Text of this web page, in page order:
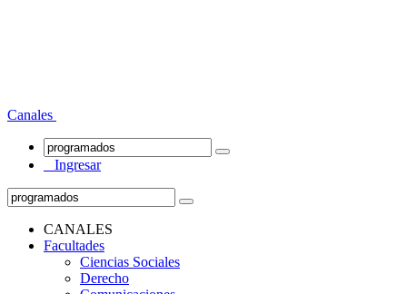
Canales
Ingresar
CANALES
Facultades
Ciencias Sociales
Derecho